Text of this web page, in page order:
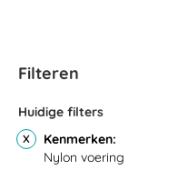
Filteren
Huidige filters
Kenmerken
Nylon voering